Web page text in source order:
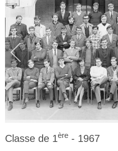
Classe de 1ère - 1967